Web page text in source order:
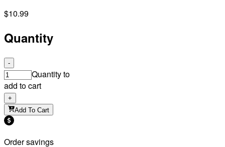
$10.99
Quantity
-
Quantity to
add to cart
+
Add To Cart
Order savings